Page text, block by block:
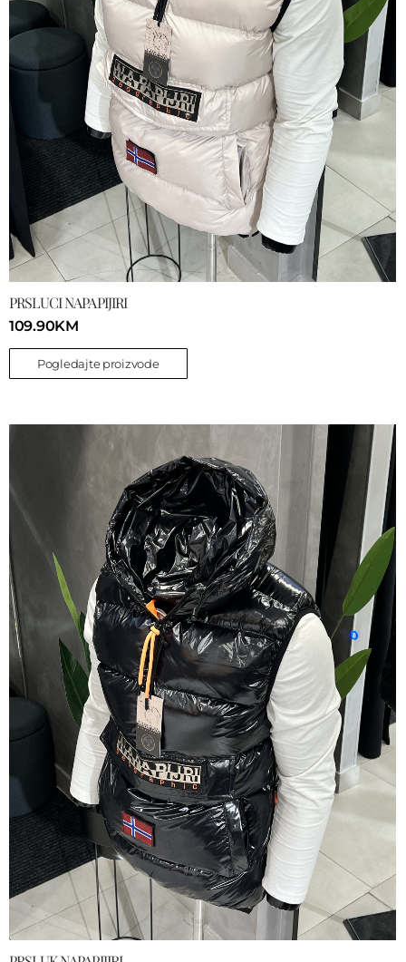
PRSLUCI NAPAPIJIRI
109.90KM
Pogledajte proizvode